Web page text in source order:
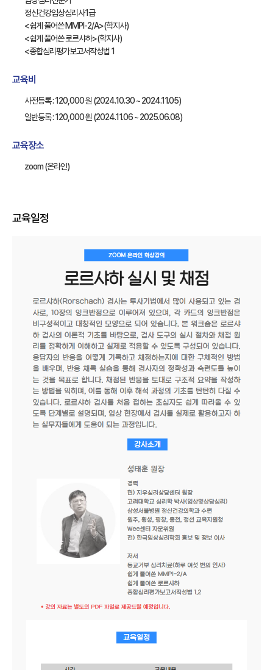
정신건강임상심리사1급
<쉽게 풀어쓴 MMPI-2/A>(학지사)
<쉽게 풀어쓴 로르샤하>(학지사)
<종합심리평가보고서작성법 1
교육비
사전등록 : 120,000 원 (2024.10.30 ~ 2024.11.05)
일반등록 : 120,000 원 (2024.11.06 ~ 2025.06.08)
교육장소
zoom (온라인)
교육일정